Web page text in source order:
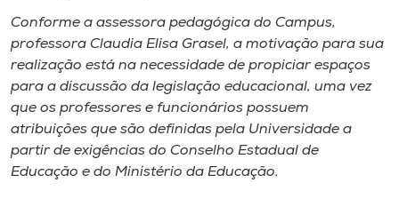
Conforme a assessora pedagógica do Campus,
professora Claudia Elisa Grasel, a motivação para sua
realização está na necessidade de propiciar espaços
para a discussão da legislação educacional, uma vez
que os professores e funcionários possuem
atribuições que são definidas pela Universidade a
partir de exigências do Conselho Estadual de
Educação e do Ministério da Educação.